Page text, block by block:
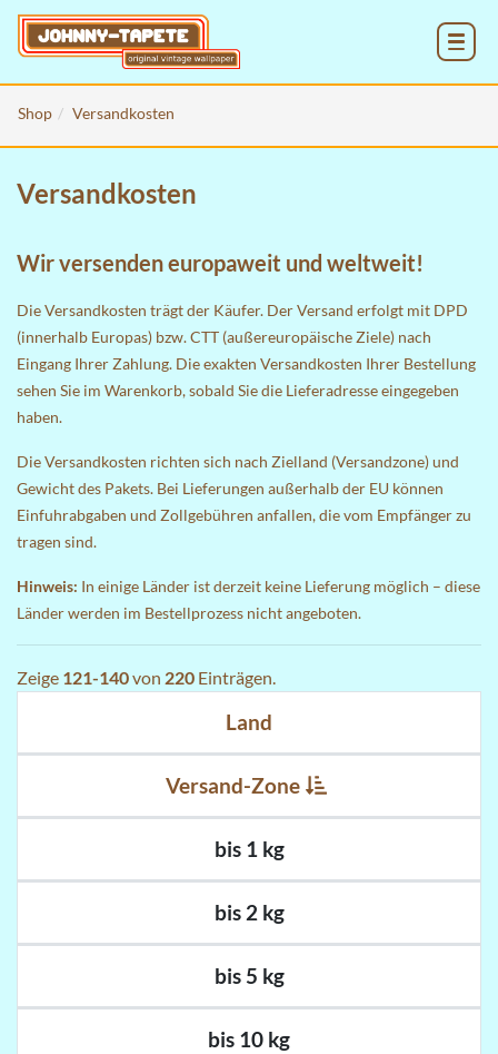
Shop Versandkosten
Versandkosten
Wir versenden europaweit und weltweit!
Die Versandkosten trägt der Käufer. Der Versand erfolgt mit DPD
(innerhalb Europas) bzw. CTT (außereuropäische Ziele) nach
Eingang Ihrer Zahlung. Die exakten Versandkosten Ihrer Bestellung
sehen Sie im Warenkorb, sobald Sie die Lieferadresse eingegeben
haben.
Die Versandkosten richten sich nach Zielland (Versandzone) und
Gewicht des Pakets. Bei Lieferungen außerhalb der EU können
Einfuhrabgaben und Zollgebühren anfallen, die vom Empfänger zu
tragen sind.
Hinweis: In einige Länder ist derzeit keine Lieferung möglich – diese
Länder werden im Bestellprozess nicht angeboten.
Zeige 121-140von 220 Einträgen.
Land
Versand-Zone
bis 1 kg
bis 2 kg
bis 5 kg
bis 10 kg